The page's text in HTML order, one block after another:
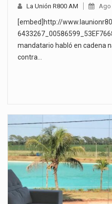
La Unión R800 AM Ago
[embed]http://
mandatario habló en cadena
contra…